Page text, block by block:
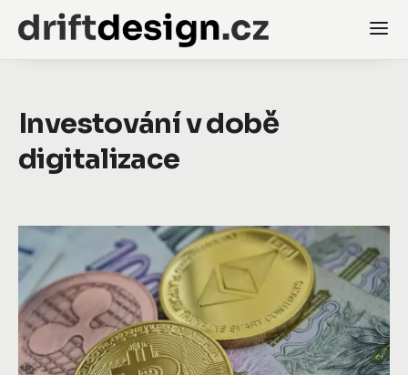
Investování v době
digitalizace